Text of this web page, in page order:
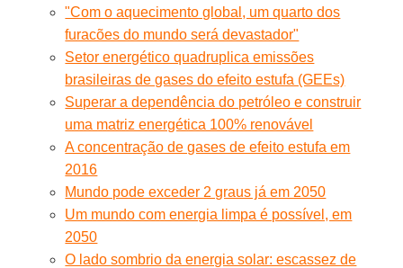
"Com o aquecimento global, um quarto dos
furacões do mundo será devastador"
Setor energético quadruplica emissões
brasileiras de gases do efeito estufa (GEEs)
Superar a dependência do petróleo e construir
uma matriz energética 100% renovável
A concentração de gases de efeito estufa em
2016
Mundo pode exceder 2 graus já em 2050
Um mundo com energia limpa é possível, em
2050
O lado sombrio da energia solar: escassez de